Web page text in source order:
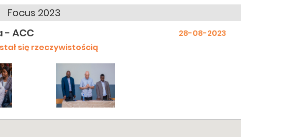
Focus 2023
- ACC
28-08-2023
się rzeczywistością